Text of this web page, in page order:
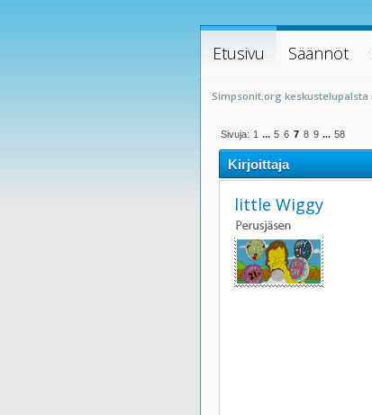
Etusivu Säännöt
Simpsonit.org keskustelupalsta
Sivuja: 1 ... 5 6 7 8 9 ... 58
Kirjoittaja
little Wiggy